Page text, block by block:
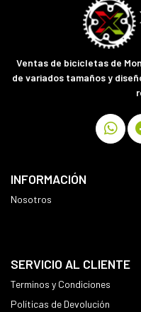
Ventas de bicicletas de
de variados tamaños y
INFORMACIÓN
Nosotros
SERVICIO AL CLIENTE
Terminos y Condiciones
Políticas de Devolución